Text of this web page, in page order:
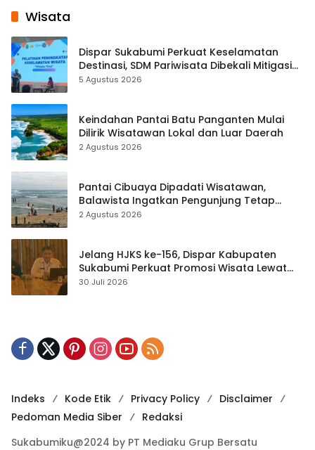
Wisata
Dispar Sukabumi Perkuat Keselamatan
Destinasi, SDM Pariwisata Dibekali Mitigasi
hingga Teknik Evakuasi
5 Agustus 2026
Keindahan Pantai Batu Panganten Mulai
Dilirik Wisatawan Lokal dan Luar Daerah
2 Agustus 2026
Pantai Cibuaya Dipadati Wisatawan,
Balawista Ingatkan Pengunjung Tetap
Waspada
2 Agustus 2026
Jelang HJKS ke-156, Dispar Kabupaten
Sukabumi Perkuat Promosi Wisata Lewat
Publikasi Digital
30 Juli 2026
Indeks Kode Etik Privacy Policy
Disclaimer
Pedoman Media Siber
Redaksi
Sukabumiku@2024 by PT Mediaku Grup Bersatu